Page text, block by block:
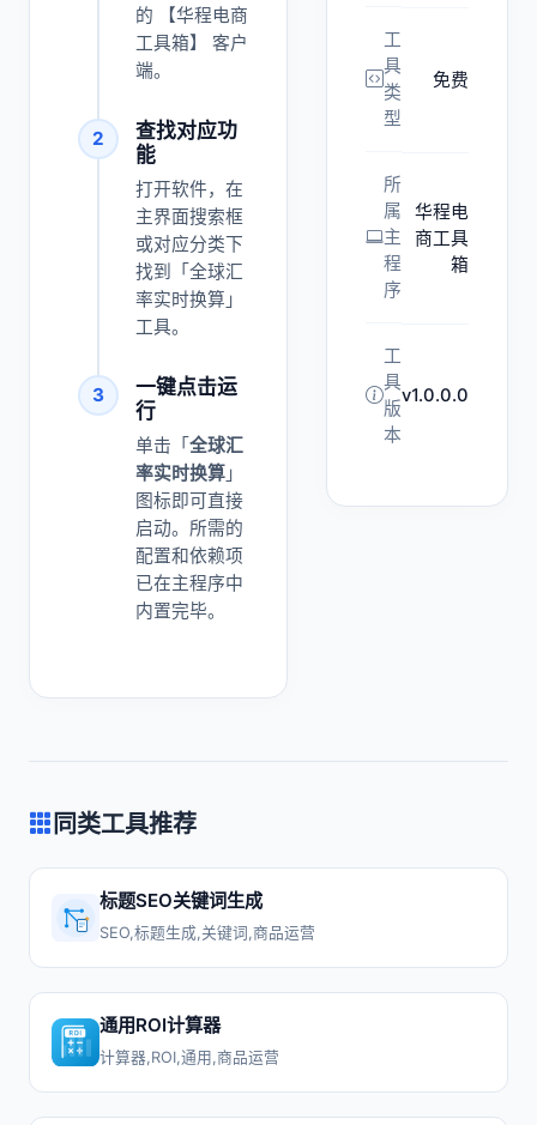
的 【华程电商
工具箱】 客户
端。
2
查找对应功
能
打开软件，在
主界面搜索框
或对应分类下
找到「全球汇
率实时换算」
工具。
3
一键点击运
行
单击「 全球汇
率实时换算 」
图标即可直接
启动。所需的
配置和依赖项
已在主程序中
内置完毕。
工
具
类
型
免费
所
属
主
程
序
华程电
商工具
箱
工
具
版
本
v1.0.0.0
同类工具推荐
标题SEO关键词生成
SEO,标题生成,关键词,商品运营
通用ROI计算器
计算器,ROI,通用,商品运营